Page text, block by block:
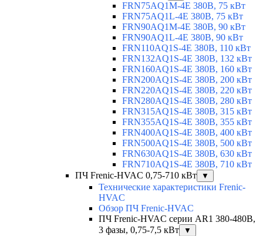
FRN75AQ1M-4E 380В, 75 кВт
FRN75AQ1L-4E 380В, 75 кВт
FRN90AQ1M-4E 380В, 90 кВт
FRN90AQ1L-4E 380В, 90 кВт
FRN110AQ1S-4E 380В, 110 кВт
FRN132AQ1S-4E 380В, 132 кВт
FRN160AQ1S-4E 380В, 160 кВт
FRN200AQ1S-4E 380В, 200 кВт
FRN220AQ1S-4E 380В, 220 кВт
FRN280AQ1S-4E 380В, 280 кВт
FRN315AQ1S-4E 380В, 315 кВт
FRN355AQ1S-4E 380В, 355 кВт
FRN400AQ1S-4E 380В, 400 кВт
FRN500AQ1S-4E 380В, 500 кВт
FRN630AQ1S-4E 380В, 630 кВт
FRN710AQ1S-4E 380В, 710 кВт
ПЧ Frenic-HVAC 0,75-710 кВт
▼
Технические характеристики Frenic-
HVAC
Обзор ПЧ Frenic-HVAC
ПЧ Frenic-HVAC серии AR1 380-480В,
3 фазы, 0,75-7,5 кВт
▼